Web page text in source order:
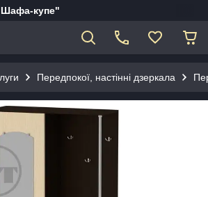
купе"
Передпокої, настінні дзеркала